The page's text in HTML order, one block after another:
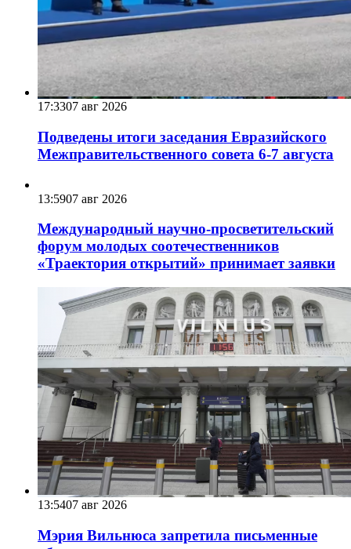
17:3307 авг 2026
Подведены итоги заседания Евразийского
Межправительственного совета 6-7 августа
13:5907 авг 2026
Международный научно-просветительский
форум молодых соотечественников
«Траектория открытий» принимает заявки
13:5407 авг 2026
Мэрия Вильнюса запретила письменные